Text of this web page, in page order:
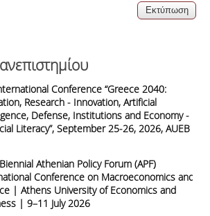
Conference “Greece 2040:
Research - Innovation, Artificial
Defense, Institutions and Economy -
Literacy”, September 25-26, 2026, AUEB
Athenian Policy Forum (APF)
Conference on Macroeconomics and
| Athens University of Economics and
| 9–11 July 2026